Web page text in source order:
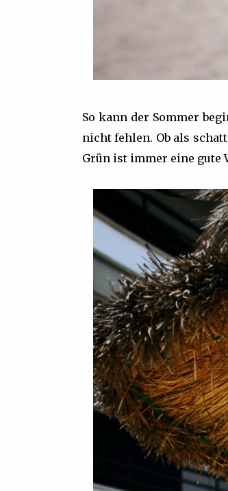
So kann der Sommer
nicht fehlen. Ob als
Grün ist immer eine gute